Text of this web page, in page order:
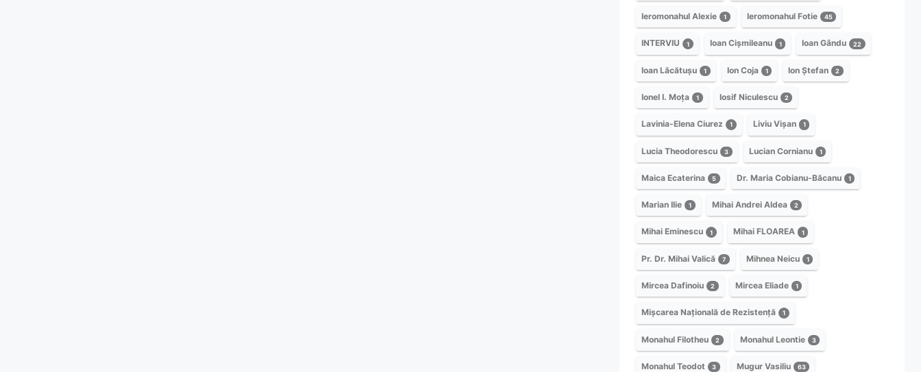
Ieromonahul Alexie 1 Ieromonahul Fotie 45
INTERVIU 1 Ioan Cișmileanu 1 Ioan Gându 22
Ioan Lăcătușu 1 Ion Coja 1 Ion Ștefan 2
Ionel I. Moța 1 Iosif Niculescu 2
Lavinia-Elena Ciurez 1 Liviu Vișan 1
Lucia Theodorescu 3 Lucian Cornianu 1
Maica Ecaterina 5 Dr. Maria Cobianu-Băcanu 1
Marian Ilie 1 Mihai Andrei Aldea 2
Mihai Eminescu 1 Mihai FLOAREA 1
Pr. Dr. Mihai Valică 7 Mihnea Neicu 1
Mircea Dafinoiu 2 Mircea Eliade 1
Mișcarea Națională de Rezistență 1
Monahul Filotheu 2 Monahul Leontie 3
Monahul Teodot 3 Mugur Vasiliu 63